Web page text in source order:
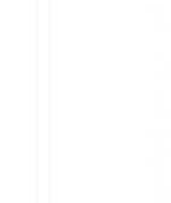
комплексом и